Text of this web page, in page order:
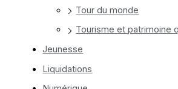
Tour du monde
Tourisme et patrimoine
Jeunesse
Liquidations